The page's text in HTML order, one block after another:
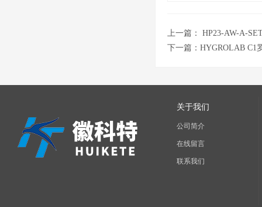
上一篇： HP23-AW-A-
下一篇： HYGROLAB C1
关于我们
公司简介
在线留言
联系我们